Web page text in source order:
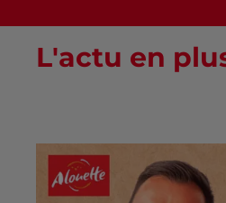
L'actu en